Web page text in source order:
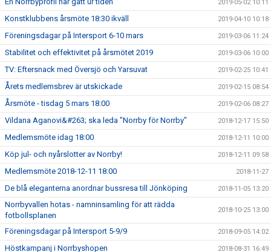
2019-05-02 10:11
Konstklubbens årsmöte 18:30 ikväll 2019-04-10 10:18
Föreningsdagar på Intersport 6-10 mars 2019-03-06 11:24
Stabilitet och effektivitet på årsmötet 2019 2019-03-06 10:00
TV: Eftersnack med Översjö och Yarsuvat 2019-02-25 10:41
Årets medlemsbrev är utskickade 2019-02-15 08:54
Årsmöte - tisdag 5 mars 18:00 2019-02-06 08:27
Vildana Aganovi&#263; ska leda "Norrby för Norrby" 2018-12-17 15:50
Medlemsmöte idag 18:00 2018-12-11 10:00
Köp jul- och nyårslotter av Norrby! 2018-12-11 09:58
Medlemsmöte 2018-12-11 18:00 2018-11-27
De blå eleganterna anordnar bussresa till Jönköping 2018-11-05 13:20
Norrbyvallen hotas - namninsamling för att rädda
fotbollsplanen
2018-10-25 13:00
Föreningsdagar på Intersport 5-9/9 2018-09-05 14:02
Höstkampanj i Norrbyshopen 2018-08-31 16:49